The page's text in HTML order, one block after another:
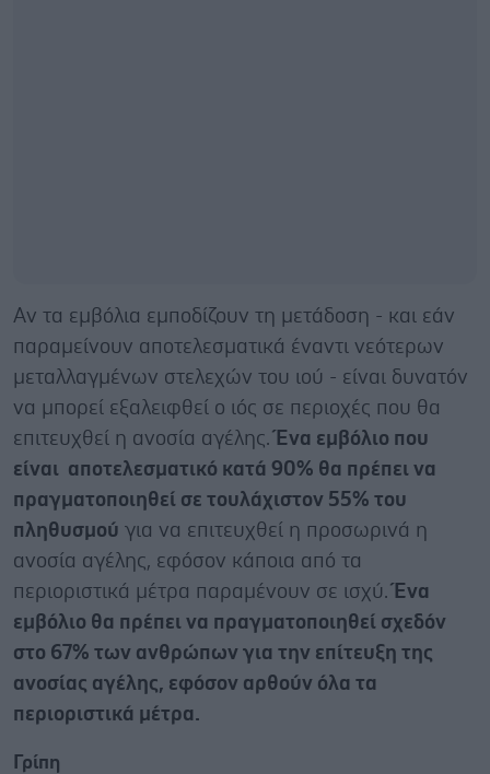
Αν τα εμβόλια εμποδίζουν τη μετάδοση - και εάν
παραμείνουν αποτελεσματικά έναντι νεότερων
μεταλλαγμένων στελεχών του ιού - είναι δυνατόν
να μπορεί εξαλειφθεί ο ιός σε περιοχές που θα
επιτευχθεί η ανοσία αγέλης. Ένα εμβόλιο που
είναι αποτελεσματικό κατά 90% θα πρέπει να
πραγματοποιηθεί σε τουλάχιστον 55% του
πληθυσμού για να επιτευχθεί η προσωρινά η
ανοσία αγέλης, εφόσον κάποια από τα
περιοριστικά μέτρα παραμένουν σε ισχύ. Ένα
εμβόλιο θα πρέπει να πραγματοποιηθεί σχεδόν
στο 67% των ανθρώπων για την επίτευξη της
ανοσίας αγέλης, εφόσον αρθούν όλα τα
περιοριστικά μέτρα.
Γρίπη